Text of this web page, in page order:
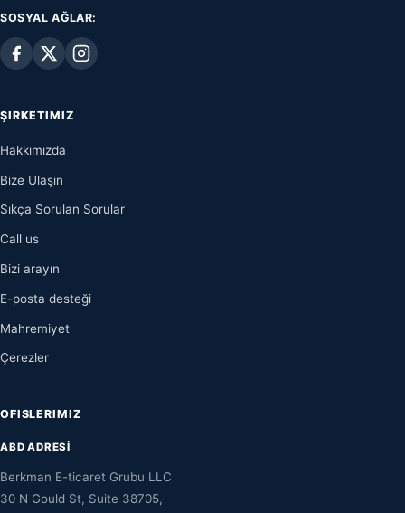
SOSYAL AĞLAR:
ŞIRKETIMIZ
Hakkımızda
Bize Ulaşın
Sıkça Sorulan Sorular
Call us
Bizi arayın
E-posta desteği
Mahremiyet
Çerezler
OFISLERIMIZ
ABD ADRESİ
Berkman E-ticaret Grubu LLC
30 N Gould St, Suite 38705,